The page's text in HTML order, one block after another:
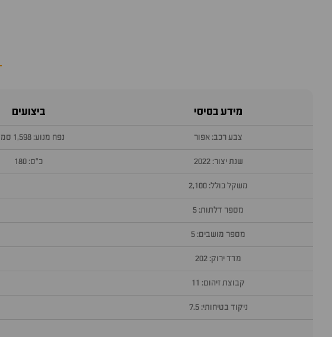
מידע בסיסי
צבע רכב: אפור
שנת יצור: 2022
משקל כולל: 2,100
מספר דלתות: 5
מספר מושבים: 5
מדד ירוק: 202
קבוצת זיהום: 11
ניקוד בטיחותי: 7.5
ביצועים
נפח מנוע: 1,598 סמ״ק
כ״ס: 180